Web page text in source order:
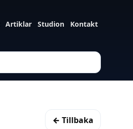
Artiklar Studion Kontakt
← Tillbaka